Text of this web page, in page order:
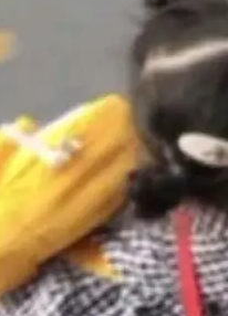
T
非零拷贝
底层基
讯网平将
能通信组
实现了一
），
发场景的
越的技术
化部署，
越多企业已
公有云模
但随着 AI
级、组织
安全性、
首先是数据
场景，公
的需求。
能
年人工
工智能在
业赋能、
。深信服
随着各行
成形态逐
：不只是
时代下，
的结
者之一。
者之一。
家。 Jeff D